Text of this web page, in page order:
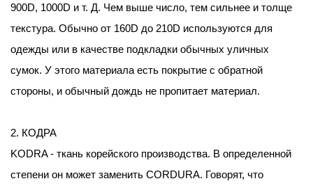
900D, 1000D и т. Д. Чем выше число, тем сильнее и толще
текстура. Обычно от 160D до 210D используются для
одежды или в качестве подкладки обычных уличных
сумок. У этого материала есть покрытие с обратной
стороны, и обычный дождь не пропитает материал.
2. КОДРА
KODRA - ткань корейского производства. В определенной
степени он может заменить CORDURA. Говорят, что